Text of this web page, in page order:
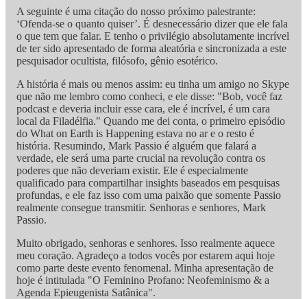
A seguinte é uma citação do nosso próximo palestrante:
‘Ofenda-se o quanto quiser’. É desnecessário dizer que ele fala
o que tem que falar. E tenho o privilégio absolutamente incrível
de ter sido apresentado de forma aleatória e sincronizada a este
pesquisador ocultista, filósofo, gênio esotérico.
A história é mais ou menos assim: eu tinha um amigo no Skype
que não me lembro como conheci, e ele disse: "Bob, você faz
podcast e deveria incluir esse cara, ele é incrível, é um cara
local da Filadélfia." Quando me dei conta, o primeiro episódio
do What on Earth is Happening estava no ar e o resto é
história. Resumindo, Mark Passio é alguém que falará a
verdade, ele será uma parte crucial na revolução contra os
poderes que não deveriam existir. Ele é especialmente
qualificado para compartilhar insights baseados em pesquisas
profundas, e ele faz isso com uma paixão que somente Passio
realmente consegue transmitir. Senhoras e senhores, Mark
Passio.
Muito obrigado, senhoras e senhores. Isso realmente aquece
meu coração. Agradeço a todos vocês por estarem aqui hoje
como parte deste evento fenomenal. Minha apresentação de
hoje é intitulada "O Feminino Profano: Neofeminismo & a
Agenda Epieugenista Satânica".